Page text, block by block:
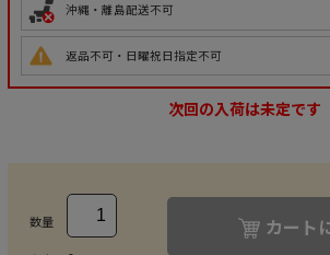
沖縄・離島配送不可
返品不可・日曜祝日指定不可
次回の入荷は未定です
数量 カート